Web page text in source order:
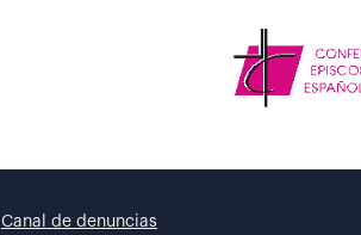
Canal de denuncias